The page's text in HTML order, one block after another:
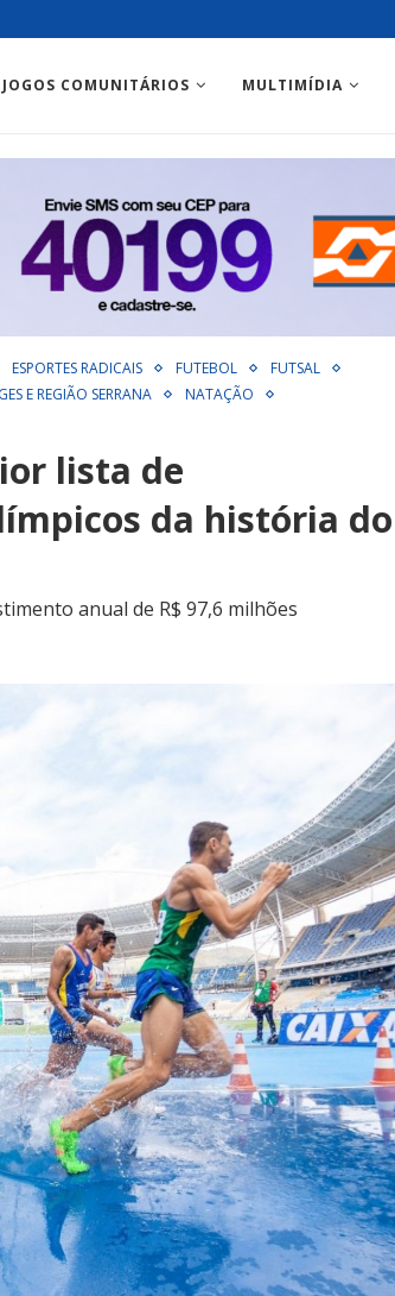
JOGOS COMUNITÁRIOS MULTIMÍDIA
ESPORTES RADICAIS FUTEBOL
FUTSAL
E REGIÃO SERRANA
NATAÇÃO
lista de
da história do
anual de R$ 97,6 milhões